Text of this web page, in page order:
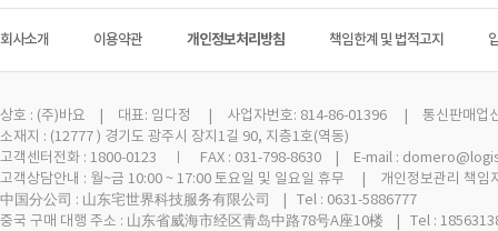
회사소개 이용약관 개인정보처리방침 책임한계 및 법적고지
상호 : (주)바요 | 대표: 임다정 | 사업자번호: 814-86-01396 | 통신판매업신
소재지 : (12777 ) 경기도 광주시 장지1길 90, 지층1호(역동)
고객센터전화 : 1800-0123 ㅣ FAX : 031-798-8630 | E-mail :
고객상담안내 : 월~금 10:00 ~ 17:00 토요일 및 일요일 휴무 | 개인정보관리 책임
中国分公司 : 山东宅世界科技服务有限公司 | Tel : 0631-5886777
중국 구매 대행 주소 : 山东省威海市经区青岛中路78号A座10楼 | Tel :